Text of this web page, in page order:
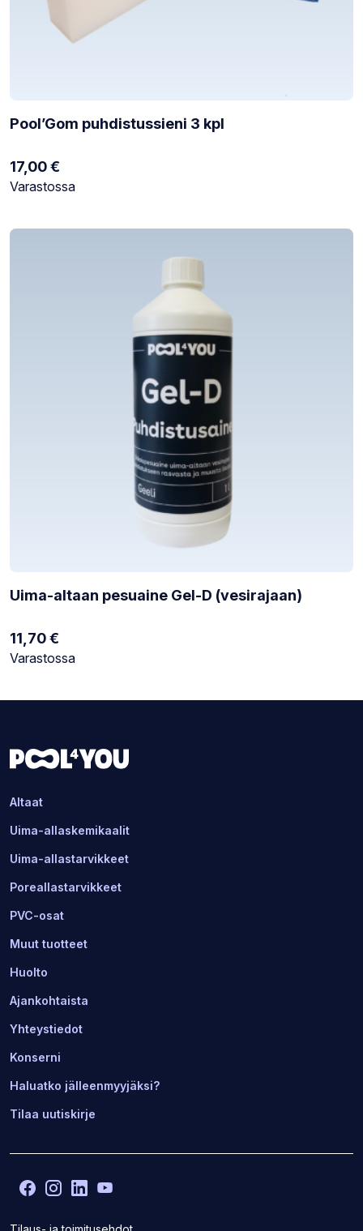
Pool’Gom puhdistussieni 3 kpl
17,00€
Varastotilanne:
Varastossa
Uima-altaan pesuaine Gel-D (vesirajaan)
11,70€
Varastotilanne:
Varastossa
Altaat
Uima-allaskemikaalit
Uima-allastarvikkeet
Poreallastarvikkeet
PVC-osat
Muut tuotteet
Huolto
Ajankohtaista
Yhteystiedot
Konserni
Haluatko jälleenmyyjäksi?
Tilaa uutiskirje
Facebook
(Avaa
sivuston
Instagram
(Avaa
sivuston
LinkedIn
(Avaa
sivustonsivuston